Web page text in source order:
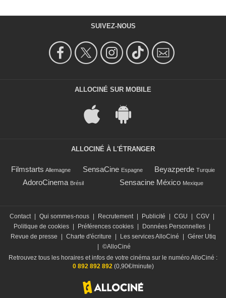
SUIVEZ-NOUS
ALLOCINÉ SUR MOBILE
ALLOCINÉ À L'ÉTRANGER
Filmstarts Allemagne SensaCine Espagne Beyazperde Turquie
AdoroCinema Brésil Sensacine México Mexique
Contact Qui sommes-nous Recrutement Publicité CGU CGV
Politique de cookies
Préférences cookies Données Personnelles
Revue de presse
Charte d'écriture Les services AlloCiné
Gérer Utiq
©AlloCiné
Retrouvez tous les horaires et infos de votre cinéma sur le numéro AlloCiné :
0 892 892 892(0,90€/minute)